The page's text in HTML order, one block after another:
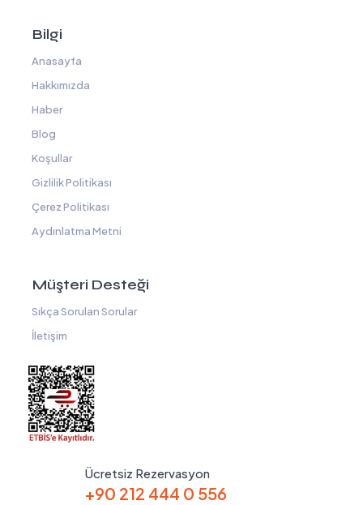
Bilgi
Anasayfa
Hakkımızda
Haber
Blog
Koşullar
Gizlilik Politikası
Çerez Politikası
Aydınlatma Metni
Müşteri Desteği
Sıkça Sorulan Sorular
İletişim
Ücretsiz Rezervasyon
+90 212 444 0 556